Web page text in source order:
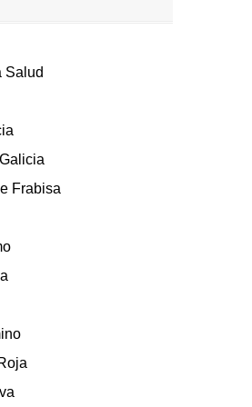
Salud
Frabisa